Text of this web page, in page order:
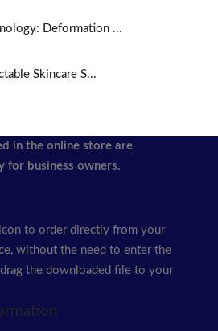
Deformation ...
Skincare S...
in the online store are
for business owners.
to order directly from your
without the need to enter the
the downloaded file to your